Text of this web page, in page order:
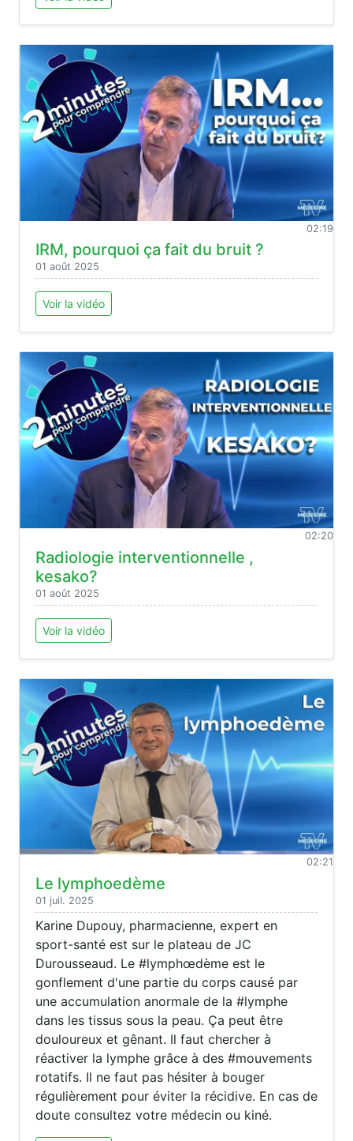
02:19
IRM, pourquoi ça fait du bruit ?
01 août 2025
Voir la vidéo
02:20
Radiologie interventionnelle ,
kesako?
01 août 2025
Voir la vidéo
02:21
Le lymphoedème
01 juil. 2025
Karine Dupouy, pharmacienne, expert en
sport-santé est sur le plateau de JC
Durousseaud. Le #lymphœdème est le
gonflement d'une partie du corps causé par
une accumulation anormale de la #lymphe
dans les tissus sous la peau. Ça peut être
douloureux et gênant. Il faut chercher à
réactiver la lymphe grâce à des #mouvements
rotatifs. Il ne faut pas hésiter à bouger
régulièrement pour éviter la récidive. En cas de
doute consultez votre médecin ou kiné.